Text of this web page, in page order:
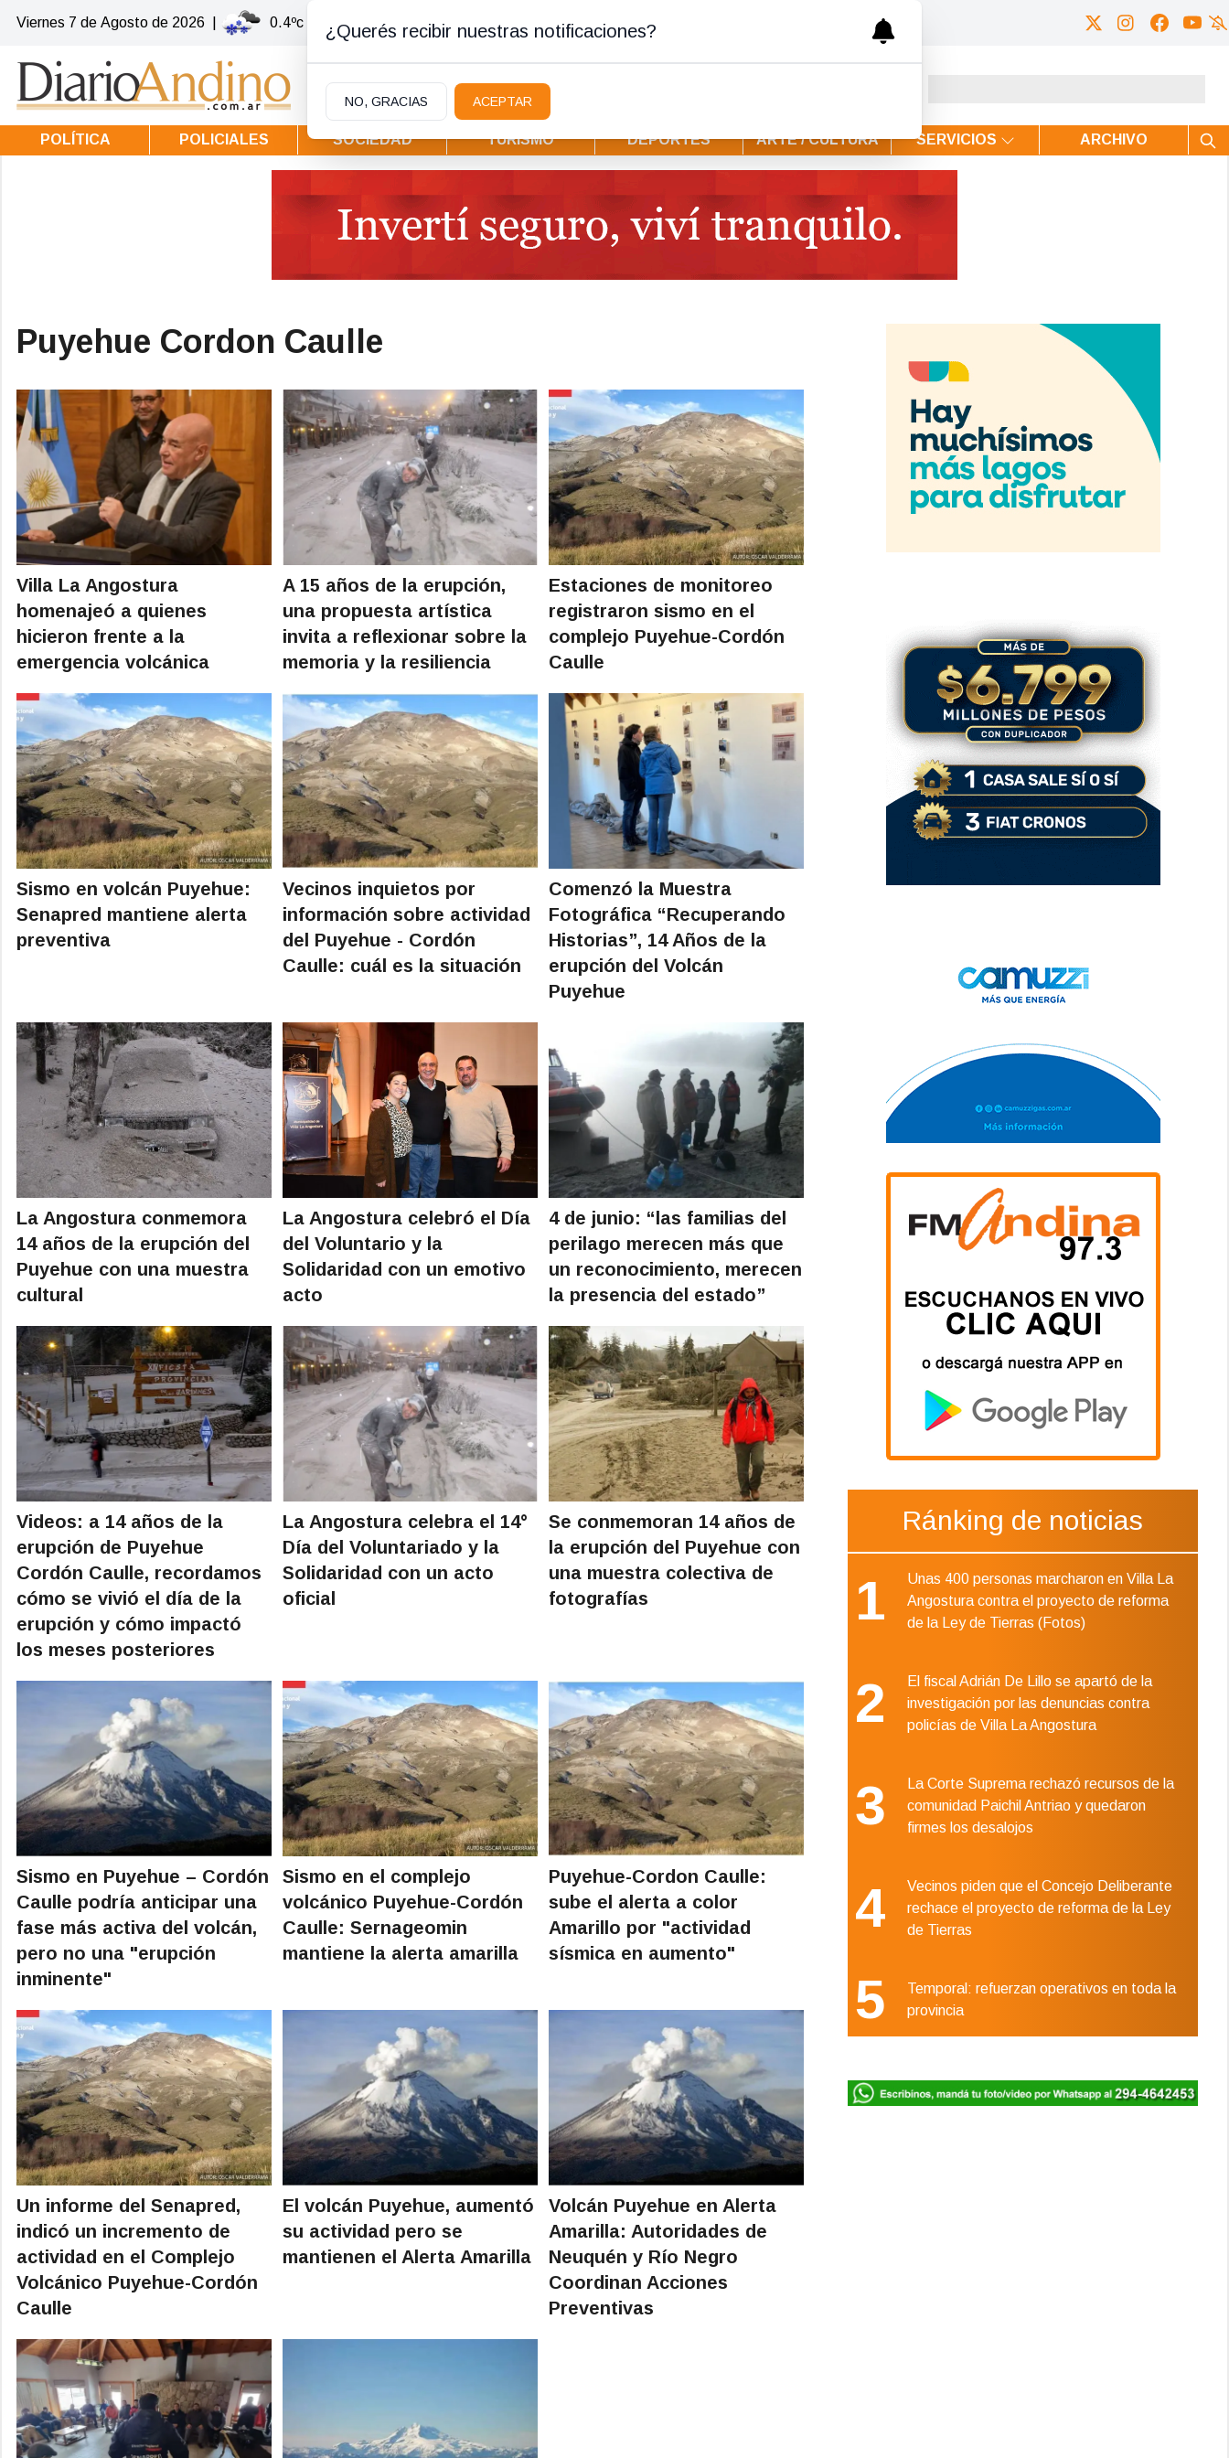
Viernes 7 de Agosto de 2026 0.4ºc | Villa la Angostura
POLÍTICA POLICIALES SOCIEDAD TURISMO DEPORTES ARTE / CULTURA SERVICIOS ARCHIVO
Puyehue Cordon Caulle
Villa La Angostura
homenajeó a quienes
hicieron frente a la
emergencia volcánica
A 15 años de la erupción,
una propuesta artística
invita a reflexionar sobre la
memoria y la resiliencia
Estaciones de monitoreo
registraron sismo en el
complejo Puyehue-Cordón
Caulle
Sismo en volcán Puyehue:
Senapred mantiene alerta
preventiva
Vecinos inquietos por
información sobre actividad
del Puyehue - Cordón
Caulle: cuál es la situación
Comenzó la Muestra
Fotográfica “Recuperando
Historias”, 14 Años de la
erupción del Volcán
Puyehue
La Angostura conmemora
14 años de la erupción del
Puyehue con una muestra
cultural
La Angostura celebró el Día
del Voluntario y la
Solidaridad con un emotivo
acto
4 de junio: “las familias del
perilago merecen más que
un reconocimiento, merecen
la presencia del estado”
Videos: a 14 años de la
erupción de Puyehue
Cordón Caulle, recordamos
cómo se vivió el día de la
erupción y cómo impactó
los meses posteriores
La Angostura celebra el 14°
Día del Voluntariado y la
Solidaridad con un acto
oficial
Se conmemoran 14 años de
la erupción del Puyehue con
una muestra colectiva de
fotografías
Sismo en Puyehue – Cordón
Caulle podría anticipar una
fase más activa del volcán,
pero no una "erupción
inminente"
Sismo en el complejo
volcánico Puyehue-Cordón
Caulle: Sernageomin
mantiene la alerta amarilla
Puyehue-Cordon Caulle:
sube el alerta a color
Amarillo por "actividad
sísmica en aumento"
Un informe del Senapred,
indicó un incremento de
actividad en el Complejo
Volcánico Puyehue-Cordón
Caulle
El volcán Puyehue, aumentó
su actividad pero se
mantienen el Alerta Amarilla
Volcán Puyehue en Alerta
Amarilla: Autoridades de
Neuquén y Río Negro
Coordinan Acciones
Preventivas
Ránking de noticias
1
Unas 400 personas marcharon en Villa La
Angostura contra el proyecto de reforma
de la Ley de Tierras (Fotos)
2
El fiscal Adrián De Lillo se apartó de la
investigación por las denuncias contra
policías de Villa La Angostura
3
La Corte Suprema rechazó recursos de la
comunidad Paichil Antriao y quedaron
firmes los desalojos
4
Vecinos piden que el Concejo Deliberante
rechace el proyecto de reforma de la Ley
de Tierras
5
Temporal: refuerzan operativos en toda la
provincia
¿Querés recibir nuestras notificaciones?
NO, GRACIAS ACEPTAR